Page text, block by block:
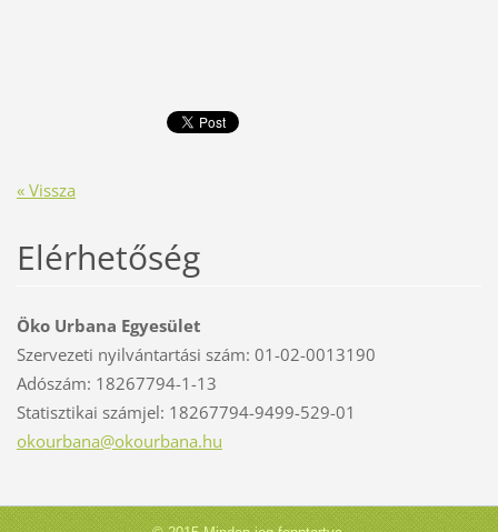
« Vissza
Elérhetőség
Öko Urbana Egyesület
Szervezeti nyilvántartási szám: 01-02-0013190
Adószám: 18267794-1-13
Statisztikai számjel: 18267794-9499-529-01
okourbana@okourbana.hu